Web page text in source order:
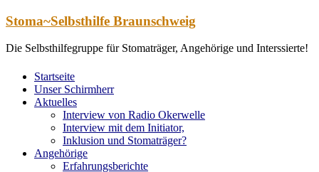
Zum
springen
Stoma~Selbsthilfe Braunschweig
Die Selbsthilfegruppe für Stomaträger, Angehörige und Interssierte!
Startseite
Unser Schirmherr
Aktuelles
Interview von Radio Okerwelle
Interview mit dem Initiator,
Inklusion und Stomaträger?
Angehörige
Erfahrungsberichte